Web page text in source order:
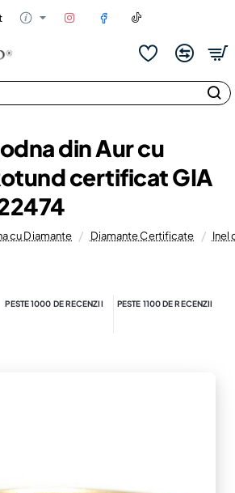
din Aur cu
certificat GIA
cu Diamante Diamante Certificate Inel
PESTE 1000 DE RECENZII PESTE 1100 DE RECENZII